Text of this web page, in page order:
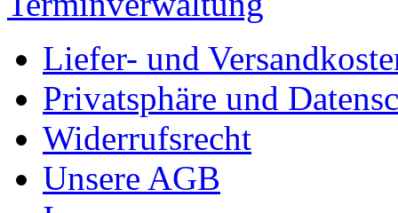
Liefer- und
Privatsphäre und
Widerrufsrecht
Unsere AGB